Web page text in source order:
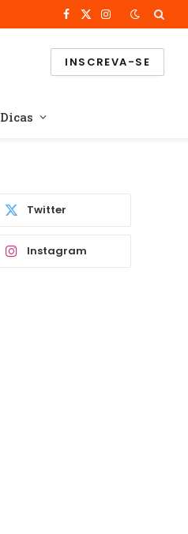
Facebook
X
Instagram
INSCREVA-SE
Dicas
Twitter
Instagram